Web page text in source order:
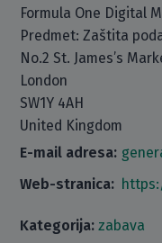
Formula One Digital
Predmet: Zaštita
No.2 St. James’s
London
SW1Y 4AH
United Kingdom
E-mail adresa:
Web-stranica:
Kategorija: zabava